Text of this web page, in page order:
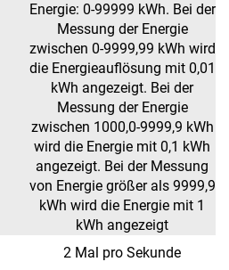
Energie: 0-99999 kWh. Bei der
Messung der Energie
zwischen 0-9999,99 kWh wird
die Energieauflösung mit 0,01
kWh angezeigt. Bei der
Messung der Energie
zwischen 1000,0-9999,9 kWh
wird die Energie mit 0,1 kWh
angezeigt. Bei der Messung
von Energie größer als 9999,9
kWh wird die Energie mit 1
kWh angezeigt
2 Mal pro Sekunde